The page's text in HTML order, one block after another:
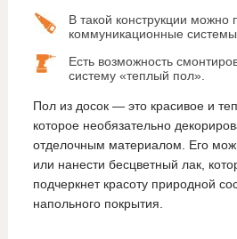
В такой конструкции можно
коммуникационные системы
Есть возможность
систему «теплый пол».
Пол из досок — это красивое и
которое необязательно
отделочным материалом. Его
или нанести бесцветный лак,
подчеркнет красоту природной
напольного покрытия.